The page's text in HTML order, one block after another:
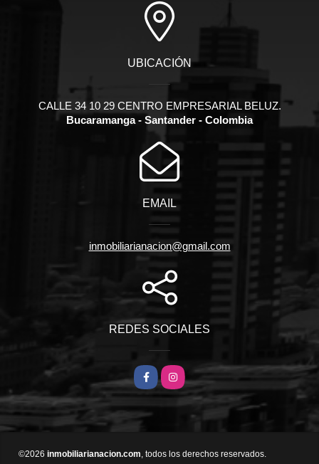
UBICACIÓN
CALLE 34 10 29 CENTRO EMPRESARIAL BELUZ.
Bucaramanga - Santander - Colombia
EMAIL
inmobiliarianacion@gmail.com
REDES SOCIALES
FacebookInstagram
©2026 inmobiliarianacion.com, todos los derechos reservados.